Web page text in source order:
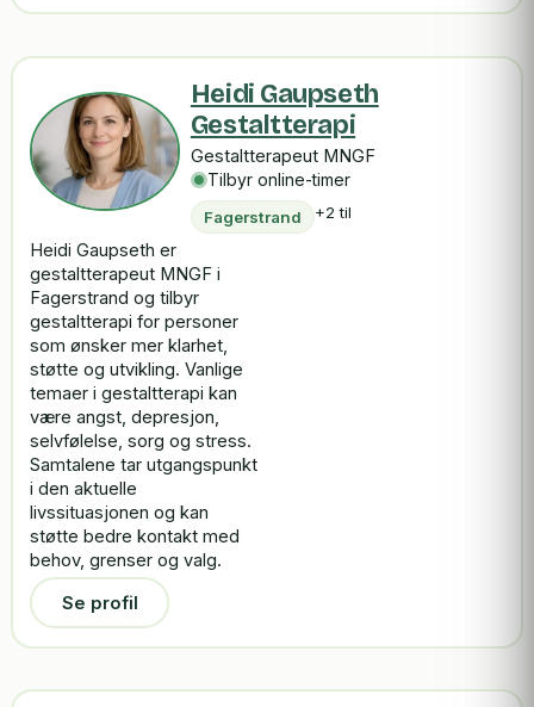
Heidi Gaupseth
Gestaltterapi
Gestaltterapeut MNGF
Tilbyr online-timer
Fagerstrand +2 til
Heidi Gaupseth er
gestaltterapeut MNGF i
Fagerstrand og tilbyr
gestaltterapi for personer
som ønsker mer klarhet,
støtte og utvikling. Vanlige
temaer i gestaltterapi kan
være angst, depresjon,
selvfølelse, sorg og stress.
Samtalene tar utgangspunkt
i den aktuelle
livssituasjonen og kan
støtte bedre kontakt med
behov, grenser og valg.
Se profil